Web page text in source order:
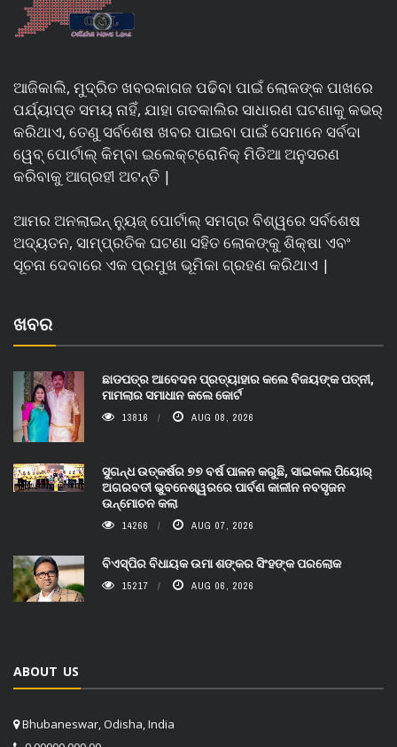
ଆଜିକାଲି, ମୁଦ୍ରିତ ଖବରକାଗଜ ପଢିବା ପାଇଁ ଲୋକଙ୍କ ପାଖରେ
ପର୍ଯ୍ୟାପ୍ତ ସମୟ ନାହିଁ, ଯାହା ଗତକାଲିର ସାଧାରଣ ଘଟଣାକୁ କଭର୍
କରିଥାଏ, ତେଣୁ ସର୍ବଶେଷ ଖବର ପାଇବା ପାଇଁ ସେମାନେ ସର୍ବଦା
ୱେବ୍ ପୋର୍ଟାଲ୍ କିମ୍ବା ଇଲେକ୍ଟ୍ରୋନିକ୍ ମିଡିଆ ଅନୁସରଣ
କରିବାକୁ ଆଗ୍ରହୀ ଅଟନ୍ତି |
ଆମର ଅନଲାଇନ୍ ନ୍ୟୁଜ୍ ପୋର୍ଟାଲ୍ ସମଗ୍ର ବିଶ୍ୱରେ ସର୍ବଶେଷ
ଅଦ୍ୟତନ, ସାମ୍ପ୍ରତିକ ଘଟଣା ସହିତ ଲୋକଙ୍କୁ ଶିକ୍ଷା ଏବଂ
ସୂଚନା ଦେବାରେ ଏକ ପ୍ରମୁଖ ଭୂମିକା ଗ୍ରହଣ କରିଥାଏ |
ଖବର
ଛାଡପତ୍ର ଆବେଦନ ପ୍ରତ୍ୟାହାର କଲେ ବିଜୟଙ୍କ ପତ୍ନୀ,
ମାମଲାର ସମାଧାନ କଲେ କୋର୍ଟ
13816 AUG 08, 2026
ସୁଗନ୍ଧ ଉତ୍କର୍ଷର ୭୭ ବର୍ଷ ପାଳନ କରୁଛି, ସାଇକଲ ପିୟୋର୍‌
ଅଗରବତୀ ଭୁବନେଶ୍ୱରରେ ପାର୍ବଣ କାଳୀନ ନବସୃଜନ
ଉନ୍ମୋଚନ କଲା
14266 AUG 07, 2026
ବିଏସ୍‌ପିର ବିଧାୟକ ଉମା ଶଙ୍କର ସିଂହଙ୍କ ପରଲୋକ
15217 AUG 06, 2026
ABOUT US
Bhubaneswar, Odisha, India